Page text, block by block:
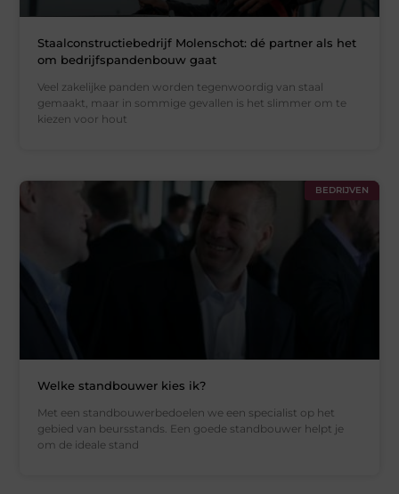
Staalconstructiebedrijf Molenschot: dé partner als het
om bedrijfspandenbouw gaat
Veel zakelijke panden worden tegenwoordig van staal
gemaakt, maar in sommige gevallen is het slimmer om te
kiezen voor hout
BEDRIJVEN
Welke standbouwer kies ik?
Met een standbouwerbedoelen we een specialist op het
gebied van beursstands. Een goede standbouwer helpt je
om de ideale stand